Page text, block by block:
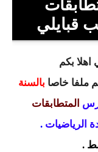
متوسط
متوسط
متوسط
قبايلي
اهلا بكم
ملفا خاصا بالسنة
المتطابقات
.